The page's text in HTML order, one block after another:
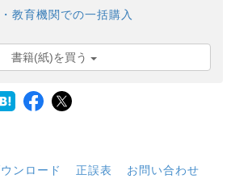
教育機関での一括購入
書籍(紙)を買う
ンロード 正誤表 お問い合わせ